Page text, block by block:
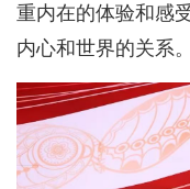
重内在的体验和感
内心和世界的关系。